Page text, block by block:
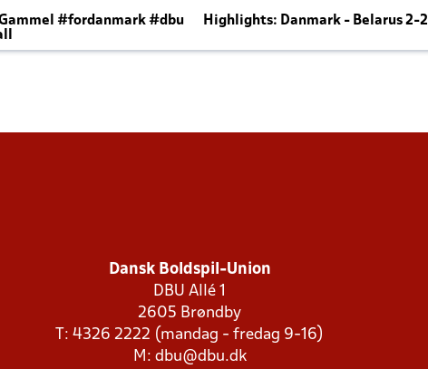
Gammel #fordanmark #dbu
Highlights: Danmark - Belarus 2-2
Dansk Boldspil-Union
DBU Allé 1
2605 Brøndby
T: 4326 2222 (mandag - fredag 9-16)
M: dbu@dbu.dk